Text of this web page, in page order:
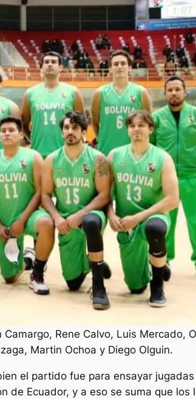
Rene Calvo, Luis Mercado,
Martin Ochoa y Diego Olguin.
el partido fue para ensayar
Ecuador, y a eso se suma que los